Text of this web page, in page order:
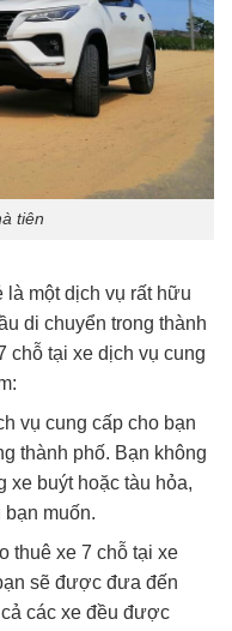
tiên
là một dịch vụ rất hữu
di chuyển trong thành
chỗ tại xe dịch vụ cung
vụ cung cấp cho bạn
thành phố. Bạn không
xe buýt hoặc tàu hỏa,
bạn muốn.
thuê xe 7 chỗ tại xe
sẽ được đưa đến
các xe đều được